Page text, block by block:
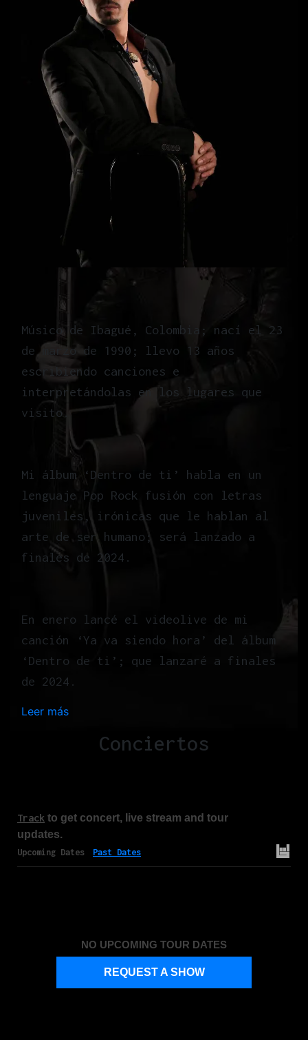
Músico de Ibagué, Colombia; nací el 23
de marzo de 1990; llevo 13 años
escribiendo canciones e
interpretándolas en los lugares que
visito.
Mi álbum ‘Dentro de ti’ habla en un
lenguaje Pop Rock fusión con letras
juveniles, irónicas que le hablan al
arte de ser humano; será lanzado a
finales de 2024.
En enero lancé el videolive de mi
canción ‘Ya va siendo hora’ del álbum
‘Dentro de ti’; que lanzaré a finales
de 2024.
Leer más:
Conciertos
Track to get concert, live stream and tour
updates.
Upcoming Dates Past Dates
NO UPCOMING TOUR DATES
REQUEST A SHOW